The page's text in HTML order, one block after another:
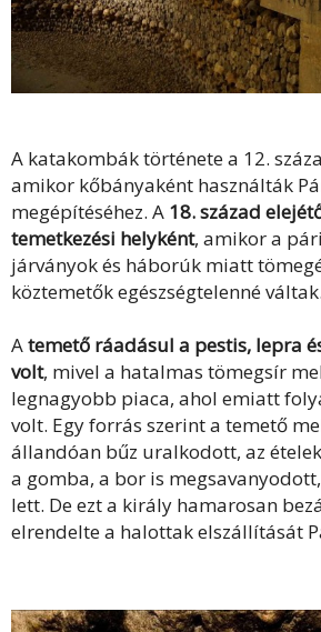
A katakombák történetea 12.
amikor kőbányaként használták
megépítéséhez. A 18. század
temetkezési helyként, amikor a
járványok és háborúk miatt
köztemetők egészségtelenné váltak.
Atemető ráadásul a pestis, lepra
volt, mivel a hatalmas tömegsír
legnagyobb piaca, ahol emiatt
volt. Egy forrás szerint a temető
állandóan bűz uralkodott, az
a gomba, a bor is
lett. De ezt a király hamarosan
elrendelte a halottak elszállítását